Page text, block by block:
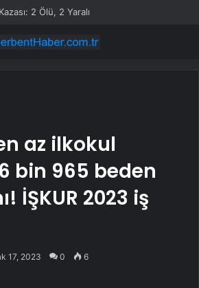
2 Ölü, 2 Yaralı
az ilkokul
bin 965 beden
İŞKUR 2023 iş
17, 2023 0 6